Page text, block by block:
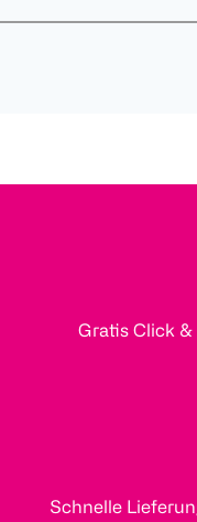
Gratis Click &
Schnelle